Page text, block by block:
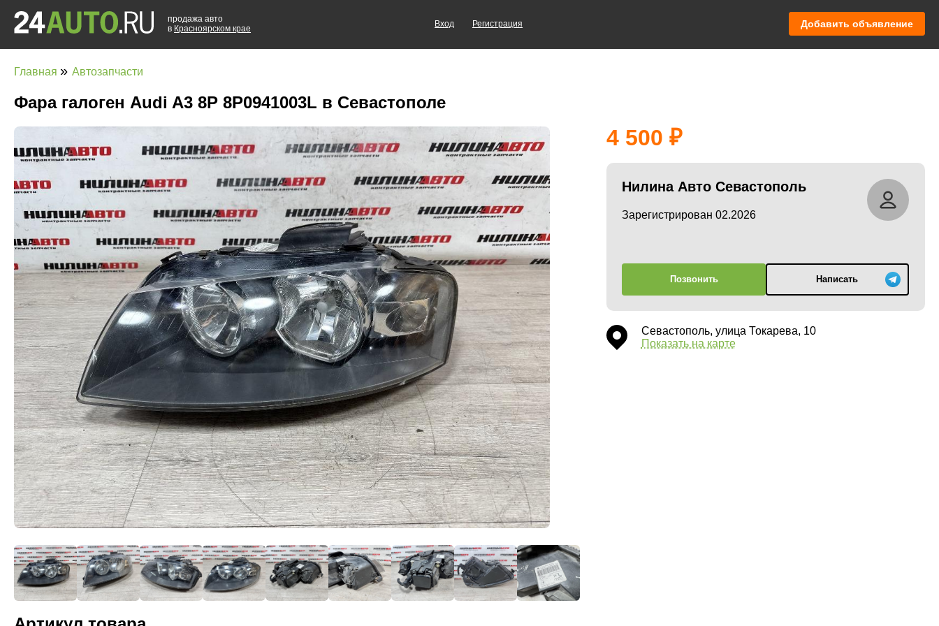
продажа авто
в Красноярском крае
Вход Регистрация Добавить объявление
Главная » Автозапчасти
Фара галоген Audi A3 8P 8P0941003L в Севастополе
4 500
Нилина Авто Севастополь
Зарегистрирован 02.2026
Позвонить Написать
Севастополь, улица Токарева, 10
Показать на карте